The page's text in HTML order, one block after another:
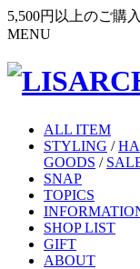
5,500円以上のご購
MENU
ALL ITEM
STYLING /
GOODS /
SNAP
TOPICS
SHOP LIST
GIFT
ABOUT